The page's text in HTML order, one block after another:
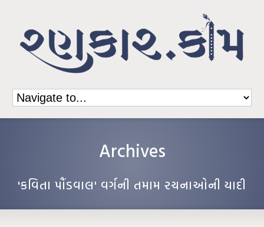
Archives
'કવિતા પૌંડવાલ' વર્ગની તમામ રચનાઓની યાદી